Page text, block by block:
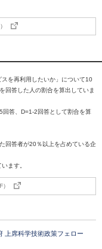
を再利用したいか」について10
回答した人の割合を算出していま
答、D=1-2回答として割合を算
回答者が20％以上を占めている企
ます。
上席科学技術政策フェロー